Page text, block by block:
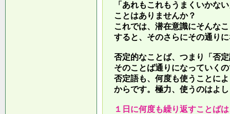
「あれもこれもうまくいかな
ことはありませんか？
これでは、潜在意識にそんな
すると、そのさらにその通り
否定的なことば、つまり「否
そのことば通りになっていく
否定語も、何度も使うことに
からです。極力、使うのはよ
１日に何度も繰り返すことば